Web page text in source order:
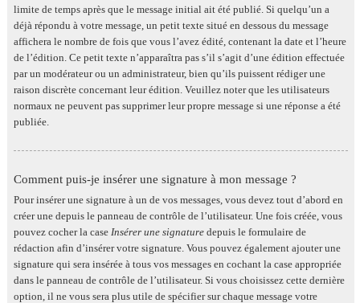
limite de temps après que le message initial ait été publié. Si quelqu’un a
déjà répondu à votre message, un petit texte situé en dessous du message
affichera le nombre de fois que vous l’avez édité, contenant la date et l’heure
de l’édition. Ce petit texte n’apparaîtra pas s’il s’agit d’une édition effectuée
par un modérateur ou un administrateur, bien qu’ils puissent rédiger une
raison discrète concernant leur édition. Veuillez noter que les utilisateurs
normaux ne peuvent pas supprimer leur propre message si une réponse a été
publiée.
Comment puis-je insérer une signature à mon message ?
Pour insérer une signature à un de vos messages, vous devez tout d’abord en
créer une depuis le panneau de contrôle de l’utilisateur. Une fois créée, vous
pouvez cocher la case Insérer une signature depuis le formulaire de
rédaction afin d’insérer votre signature. Vous pouvez également ajouter une
signature qui sera insérée à tous vos messages en cochant la case appropriée
dans le panneau de contrôle de l’utilisateur. Si vous choisissez cette dernière
option, il ne vous sera plus utile de spécifier sur chaque message votre